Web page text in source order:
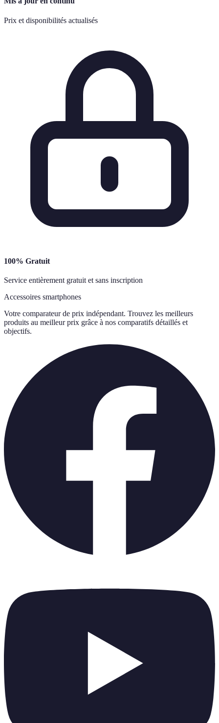
Prix et disponibilités actualisés
100% Gratuit
Service entièrement gratuit et sans inscription
Accessoires smartphones
Votre comparateur de prix indépendant. Trouvez les meilleurs
produits au meilleur prix grâce à nos comparatifs détaillés et
objectifs.